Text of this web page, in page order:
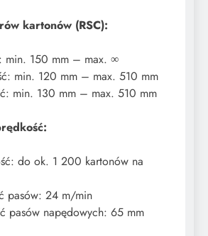
kartonów (RSC):
min. 150 mm – max. ∞
min. 120 mm – max. 510 mm
min. 130 mm – max. 510 mm
do ok. 1 200 kartonów na
pasów: 24 m/min
pasów napędowych: 65 mm